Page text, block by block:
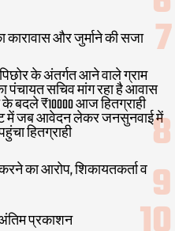
कारावास और जुर्माने की सजा
के अंतर्गत आने वाले ग्राम
पंचायत सचिव मांग रहा है आवास
बदले ₹10000 आज हितग्राही
में जब आवेदन लेकर जनसुनवाई में
हितग्राही
का आरोप, शिकायतकर्ता व
अंतिम प्रकाशन